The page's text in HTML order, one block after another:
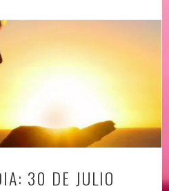
30 DE JULIO